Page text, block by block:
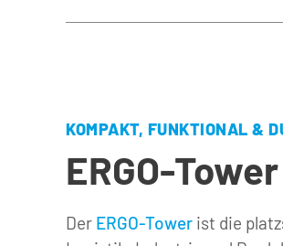
KOMPAKT, FUNKTIONAL &
ERGO-Tower
Der ERGO-Tower ist die